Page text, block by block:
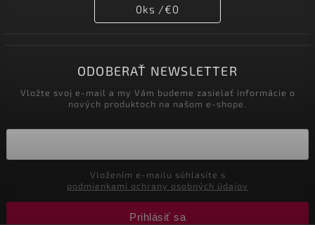
0ks /€0
ODOBERAŤ NEWSLETTER
Vložte svoj e-mail a my Vám budeme zasielať informácie o
nových produktoch na našom e-shope.
podmienkami ochrany osobných údajov
Prihlásiť sa